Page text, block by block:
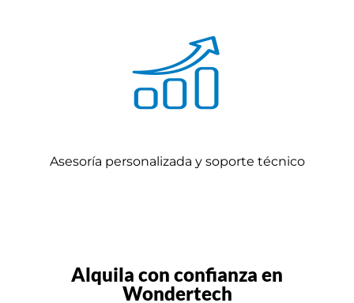
Asesoría personalizada y soporte técnico
Alquila con confianza en
Wondertech